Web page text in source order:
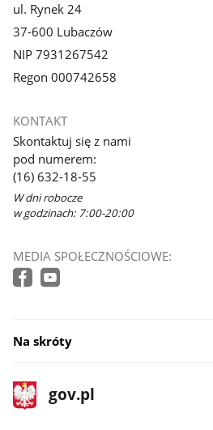
ul. Rynek 24
37-600 Lubaczów
NIP 7931267542
Regon 000742658
KONTAKT
Skontaktuj się z nami
pod numerem:
(16) 632-18-55
W dni robocze
w godzinach: 7:00-20:00
MEDIA SPOŁECZNOŚCIOWE:
Na skróty
stopka
gov.pl
Strona
gov.pl